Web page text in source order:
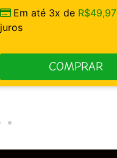
Em até 3x de R$49,97
juros
COMPRAR